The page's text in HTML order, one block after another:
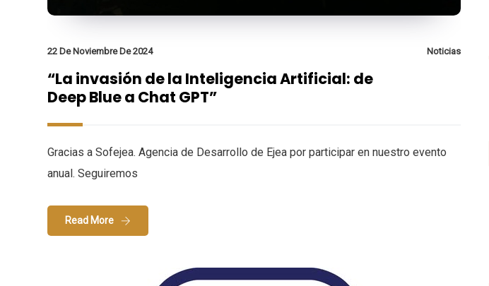
22 De Noviembre De 2024 Noticias
“La invasión de la Inteligencia Artificial: de
Deep Blue a Chat GPT”
Gracias a Sofejea. Agencia de Desarrollo de Ejea por participar en nuestro evento
anual. Seguiremos
Read More